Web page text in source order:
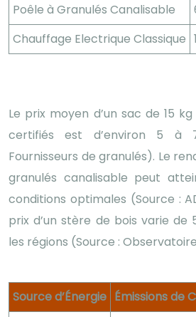
Poêle à Granulés Canalisable
Chauffage Electrique Classique
Le prix moyen d’un sac de 15
certifiés est d’environ 5 à
Fournisseurs de granulés). Le
granulés canalisable peut
conditions optimales (Source :
prix d’un stère de bois varie de
les régions (Source :
Source d’Énergie Émissions de